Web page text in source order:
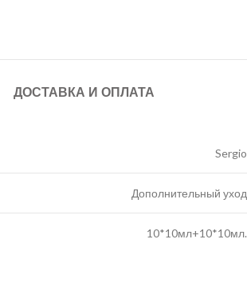
ДОСТАВКА И ОПЛАТА
Sergio
Дополнительный уход
10*10мл+10*10мл.